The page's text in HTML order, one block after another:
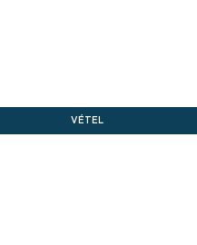
VÉTEL